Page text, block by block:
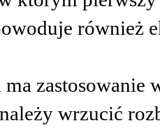
również
ma zastosowanie
wrzucić